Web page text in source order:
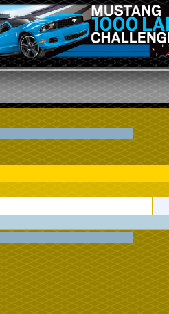
Кто угадал количество кругов? Все на форум...